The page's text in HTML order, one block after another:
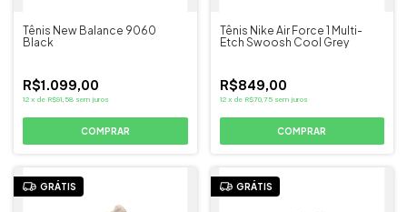
Tênis New Balance 9060
Black
R$1.099,00
12 x de R$91,58 sem juros
COMPRAR
Tênis Nike Air Force 1 Multi-
Etch Swoosh Cool Grey
R$849,00
12 x de R$70,75 sem juros
COMPRAR
GRÁTIS GRÁTIS